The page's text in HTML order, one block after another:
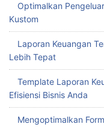
Optimalkan
Kustom
Laporan Keuangan
Lebih Tepat
Template Laporan
Efisiensi Bisnis Anda
Mengoptimalkan